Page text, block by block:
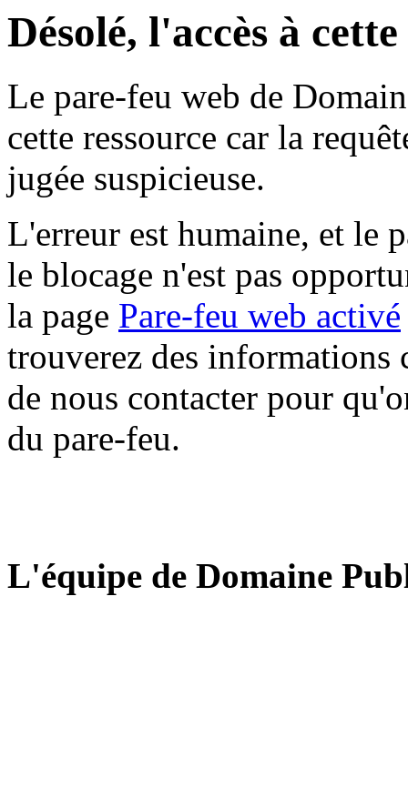
Désolé, l'accès à
Le pare-feu web de
cette ressource car la
jugée suspicieuse.
L'erreur est humaine, et le
le blocage n'est pas
la page Pare-feu web activé
trouverez des informations
de nous contacter pour
du pare-feu.
L'équipe de Domaine